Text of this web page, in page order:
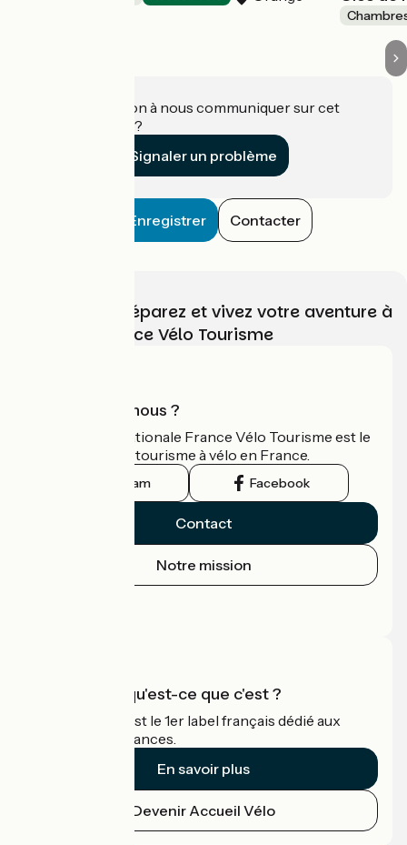
Une information à nous communiquer sur cet
établissement ?
Signaler un problème
Enregistrer Contacter
Choisissez, préparez et vivez votre aventure à
vélo avec France Vélo Tourisme
Qui sommes-nous ?
L'association nationale France Vélo Tourisme est le
guide officiel du tourisme à vélo en France.
Instagram Facebook
Contact
Notre mission
Accueil Vélo qu'est-ce que c'est ?
Accueil Vélo c'est le 1er label français dédié aux
cyclistes en vacances.
En savoir plus
Devenir Accueil Vélo